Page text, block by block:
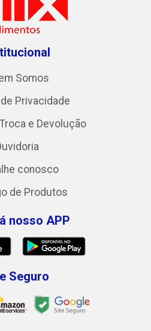
Somos
Privacidade
e Devolução
conosco
de Produtos
nosso APP
Seguro